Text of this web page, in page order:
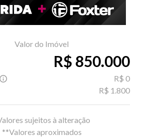
Valor do Imóvel
R$ 850.000
R$ 0
R$ 1.800
sujeitos à alteração
**Valores aproximados